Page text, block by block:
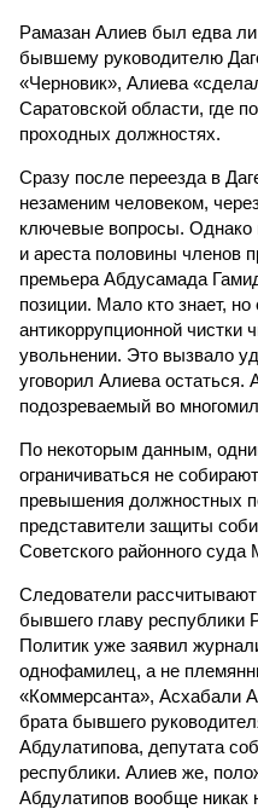
Рамазан Алиев был едва
бывшему руководителю
«Черновик», Алиева
Саратовской области, где
проходных должностях.
Сразу после переезда в
незаменим человеком,
ключевые вопросы. Однако
и ареста половины членов
премьера Абдусамада
позиции. Мало кто знает,
антикоррупционной чистки
увольнении. Это вызвало
уговорил Алиева остаться.
подозреваемый во
По некоторым данным,
ограничиваться не
превышения должностных
представители защиты
Советского районного
Следователи
бывшего главу республики
Политик уже заявил
однофамилец, а не
«Коммерсанта», Асхабали
брата бывшего
Абдулатипова, депутата
республики. Алиев же,
Абдулатипов вообще никак